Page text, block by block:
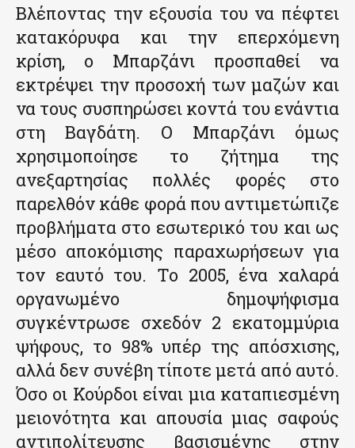
Βλέποντας την εξουσία του να πέφτει
κατακόρυφα και την επερχόμενη
κρίση, ο Μπαρζάνι προσπαθεί να
εκτρέψει την προσοχή των μαζών και
να τους συσπηρώσει κοντά του ενάντια
στη Βαγδάτη. Ο Μπαρζάνι όμως
χρησιμοποίησε το ζήτημα της
ανεξαρτησίας πολλές φορές στο
παρελθόν κάθε φορά που αντιμετώπιζε
προβλήματα στο εσωτερικό του και ως
μέσο αποκόμισης παραχωρήσεων για
τον εαυτό του. Το 2005, ένα χαλαρά
οργανωμένο δημοψήφισμα
συγκέντρωσε σχεδόν 2 εκατομμύρια
ψήφους, το 98% υπέρ της απόσχισης,
αλλά δεν συνέβη τίποτε μετά από αυτό.
Όσο οι Κούρδοι είναι μια καταπιεσμένη
μειονότητα και απουσία μιας σαφούς
αντιπολίτευσης βασισμένης στην